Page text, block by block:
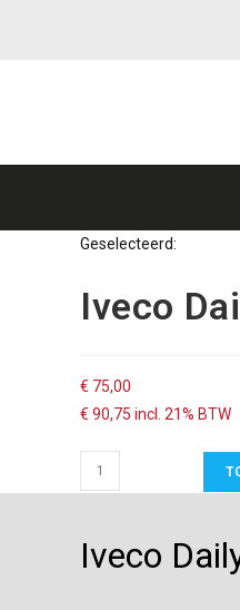
Geselecteerd:
Iveco
€ 75,00
€ 90,75 incl. 21% BTW
Iveco